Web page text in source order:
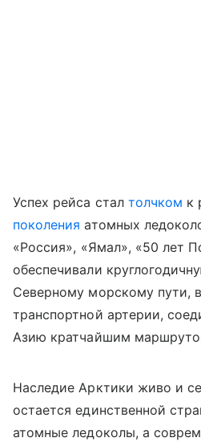
Успех рейса стал толчком к
поколения атомных
«Россия», «Ямал», «50 лет
обеспечивали
Северному морскому пути,
транспортной артерии,
Азию кратчайшим
Наследие Арктики живо и
остается единственной
атомные ледоколы, а